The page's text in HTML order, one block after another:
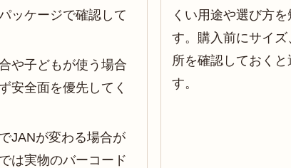
ッケージで確認して
や子どもが使う場合
安全面を優先してく
JANが変わる場合が
は実物のバーコード
くい用途や選び方
す。購入前にサイ
所を確認しておくと
す。